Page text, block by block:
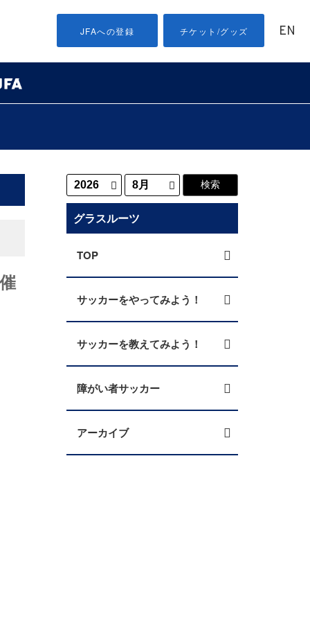
JFAへの登録 チケット/グッズ EN
グラスルーツ
TOP
サッカーをやってみよう！
サッカーを教えてみよう！
障がい者サッカー
アーカイブ